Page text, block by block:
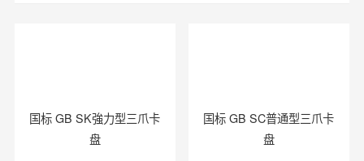
国标 GB SK強力型三爪卡
盘
国标 GB SC普通型三爪卡
盘